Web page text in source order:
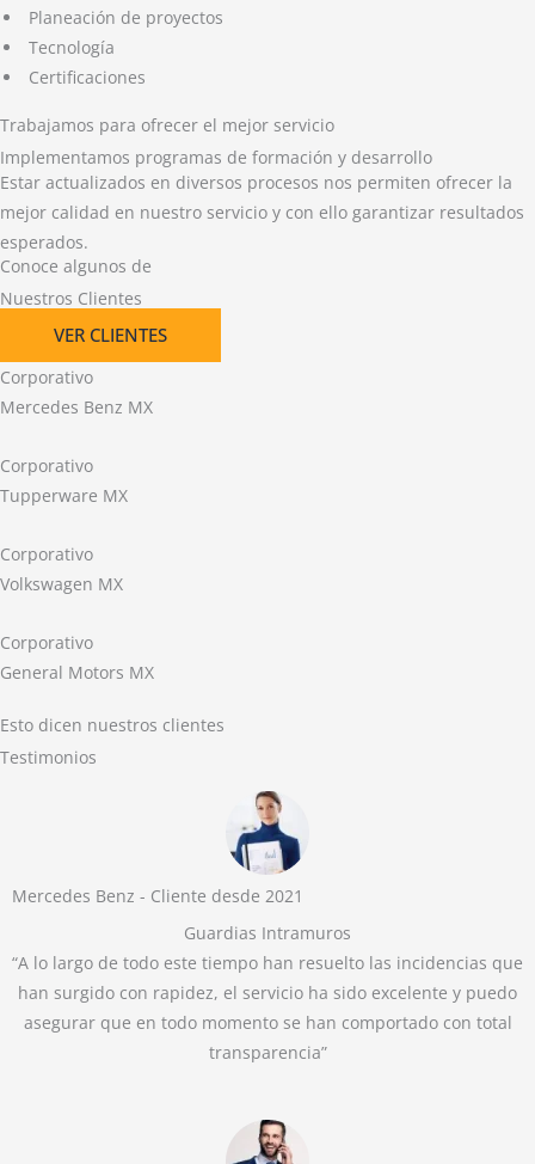
Planeación de proyectos
Tecnología
Certificaciones
Trabajamos para ofrecer el mejor servicio
Implementamos programas de formación y desarrollo
Estar actualizados en diversos procesos nos permiten ofrecer la
mejor calidad en nuestro servicio y con ello garantizar resultados
esperados.
Conoce algunos de
Nuestros Clientes
VER CLIENTES
Corporativo
Mercedes Benz MX
Corporativo
Tupperware MX
Corporativo
Volkswagen MX
Corporativo
General Motors MX
Esto dicen nuestros clientes
Testimonios
Mercedes Benz - Cliente desde 2021
Guardias Intramuros
“A lo largo de todo este tiempo han resuelto las incidencias que
han surgido con rapidez, el servicio ha sido excelente y puedo
asegurar que en todo momento se han comportado con total
transparencia”